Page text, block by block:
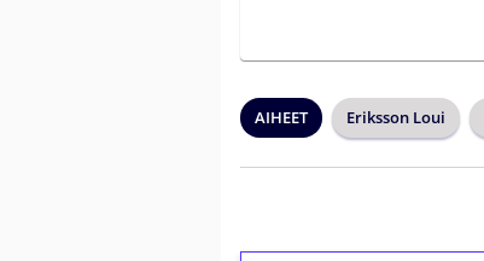
AIHEET Eriksson Loui